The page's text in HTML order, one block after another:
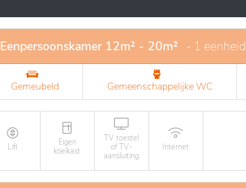
Eenpersoonskamer 12m² - 20m² - 1 eenheid
Gemeubeld Gemeenschappelijke WC
Lift
Eigen
koelkast
TV toestel
of TV-
aansluiting
Internet